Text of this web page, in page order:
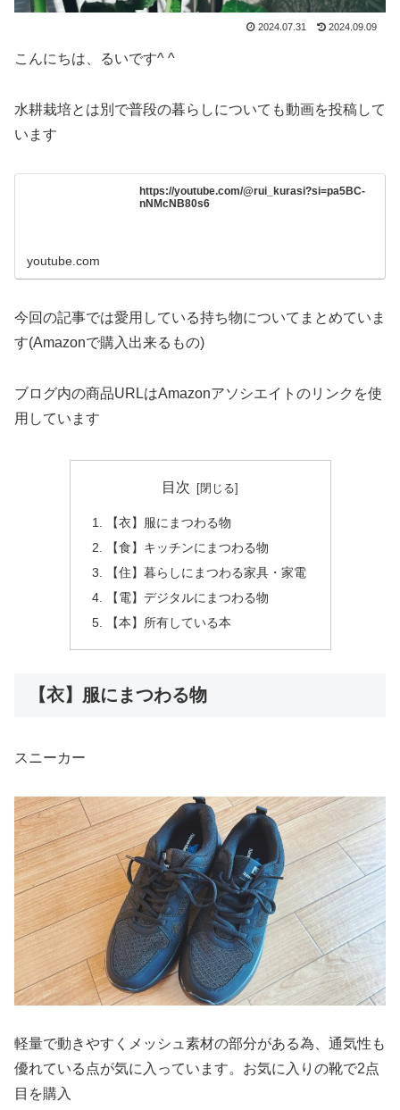
2024.07.31 2024.09.09
こんにちは、るいです^ ^
水耕栽培とは別で普段の暮らしについても動画を投稿して
います
https://youtube.com/@rui_kurasi?si=pa5BC-
nNMcNB80s6
youtube.com
今回の記事では愛用している持ち物についてまとめていま
す(Amazonで購入出来るもの)
ブログ内の商品URLはAmazonアソシエイトのリンクを使
用しています
目次
【衣】服にまつわる物
【食】キッチンにまつわる物
【住】暮らしにまつわる家具・家電
【電】デジタルにまつわる物
【本】所有している本
【衣】服にまつわる物
スニーカー
軽量で動きやすくメッシュ素材の部分がある為、通気性も
優れている点が気に入っています。お気に入りの靴で2点
目を購入